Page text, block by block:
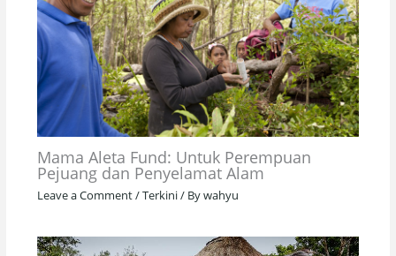
Mama Aleta Fund: Untuk Perempuan
Pejuang dan Penyelamat Alam
Leave a Comment/Terkini/ Bywahyu